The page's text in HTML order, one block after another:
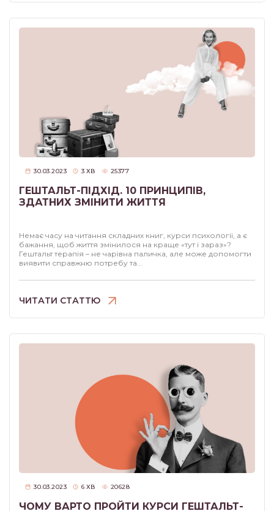
30.03.2023 3 ХВ 25377
ГЕШТАЛЬТ-ПІДХІД. 10 ПРИНЦИПІВ,
ЗДАТНИХ ЗМІНИТИ ЖИТТЯ
Немає часу на читання складних книг, курси психології, а є
бажання, щоб життя змінилося на краще «тут і зараз»?
Гештальт терапія – не чарівна паличка, але може допомогти
виявити справжню потребу та...
ЧИТАТИ СТАТТЮ
30.03.2023 6 ХВ 20628
ЧОМУ ВАРТО ПРОЙТИ КУРСИ ГЕШТАЛЬТ-